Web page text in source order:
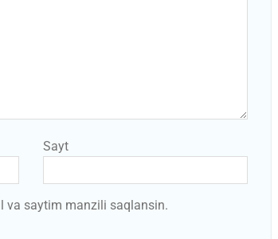
Sayt
va saytim manzili saqlansin.